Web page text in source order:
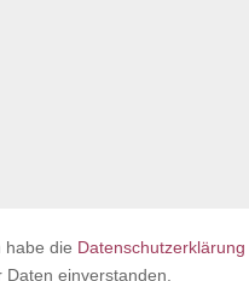
habe die Datenschutzerklärung
Daten einverstanden.